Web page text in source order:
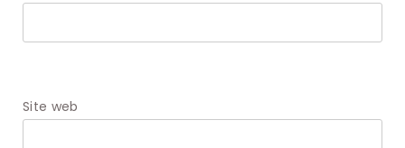
Site web